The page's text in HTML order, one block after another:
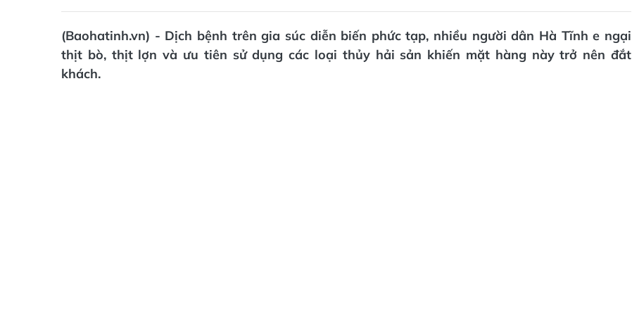
(Baohatinh.vn) - Dịch bệnh trên gia súc diễn biến phức tạp, nhiều người dân Hà Tĩnh e ngại
thịt bò, thịt lợn và ưu tiên sử dụng các loại thủy hải sản khiến mặt hàng này trở nên đắt
khách.